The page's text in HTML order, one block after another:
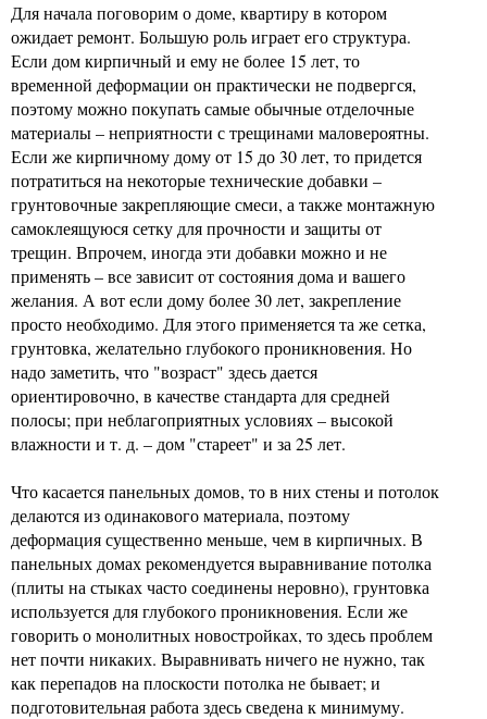
Для начала поговорим о доме, квартиру в котором
ожидает ремонт. Большую роль играет его структура.
Если дом кирпичный и ему не более 15 лет, то
временной деформации он практически не подвергся,
поэтому можно покупать самые обычные отделочные
материалы – неприятности с трещинами маловероятны.
Если же кирпичному дому от 15 до 30 лет, то придется
потратиться на некоторые технические добавки –
грунтовочные закрепляющие смеси, а также монтажную
самоклеящуюся сетку для прочности и защиты от
трещин. Впрочем, иногда эти добавки можно и не
применять – все зависит от состояния дома и вашего
желания. А вот если дому более 30 лет, закрепление
просто необходимо. Для этого применяется та же сетка,
грунтовка, желательно глубокого проникновения. Но
надо заметить, что "возраст" здесь дается
ориентировочно, в качестве стандарта для средней
полосы; при неблагоприятных условиях – высокой
влажности и т. д. – дом "стареет" и за 25 лет.
Что касается панельных домов, то в них стены и потолок
делаются из одинакового материала, поэтому
деформация существенно меньше, чем в кирпичных. В
панельных домах рекомендуется выравнивание потолка
(плиты на стыках часто соединены неровно), грунтовка
используется для глубокого проникновения. Если же
говорить о монолитных новостройках, то здесь проблем
нет почти никаких. Выравнивать ничего не нужно, так
как перепадов на плоскости потолка не бывает; и
подготовительная работа здесь сведена к минимуму.